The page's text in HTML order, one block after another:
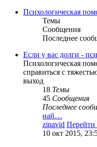
Психологическая
Темы
Сообщения
Последнее
Если у вас долги -
Психологическая
справиться с
выход
18 Темы
45 Сообщения
Последнее
най…
zinavid Перейти
10 окт 2015,